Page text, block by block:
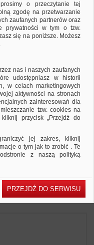
według
70mm, 10szt.,
o przeczytanie tej
zgodę na przetwarzanie
zaufanych partnerów oraz
prywatności w tym o tzw.
się na poniższe. Możesz
nas i naszych zaufanych
udostępniasz w historii
w celach marketingowych
aktywności na stronach
zainteresowań dla
tzw. cookies na
przycisk „Przejdź do
jej zakres, kliknij
o tym jak to zrobić . Te
z naszą polityką
zakładania konta. Każda
ją w dowolnym momencie
PRZEJDŹ DO SERWISU